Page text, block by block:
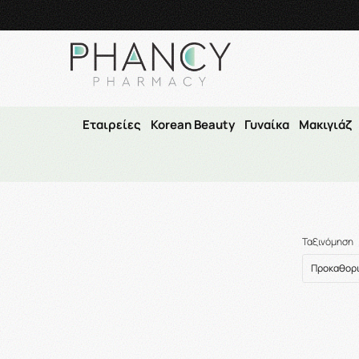
Τηλεφωνικές
Εταιρείες Korean Beauty Γυναίκα Μακιγιάζ
Ταξινόμηση